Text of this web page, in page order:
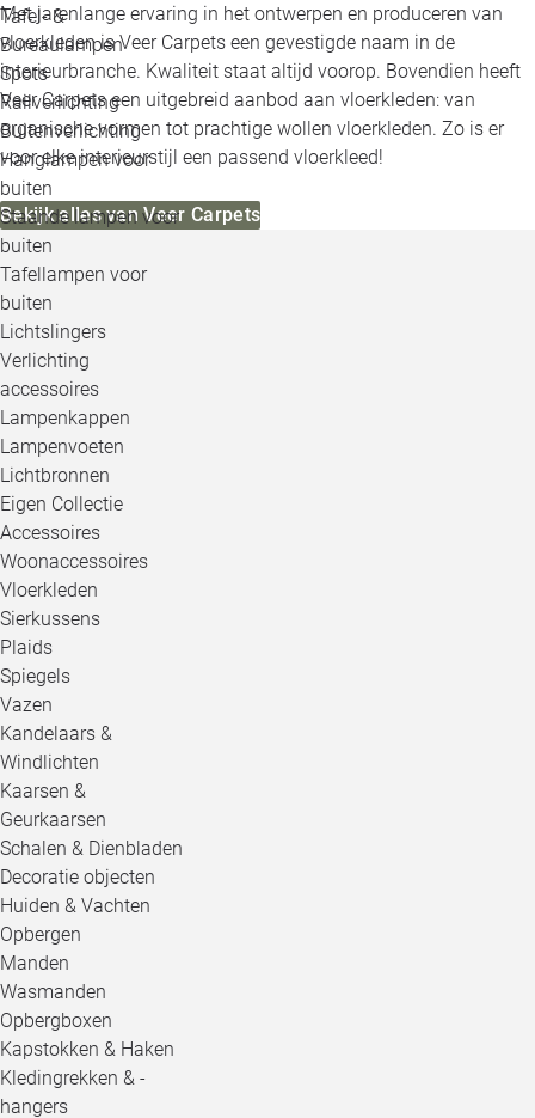
Tafel- &
Bureaulampen
Spots
Railverlichting
Buitenverlichting
Hanglampen voor
buiten
Staande lampen voor
buiten
Tafellampen voor
buiten
Lichtslingers
Verlichting
accessoires
Lampenkappen
Lampenvoeten
Lichtbronnen
Eigen Collectie
Accessoires
Woonaccessoires
Vloerkleden
Sierkussens
Plaids
Spiegels
Vazen
Kandelaars &
Windlichten
Kaarsen &
Geurkaarsen
Schalen & Dienbladen
Decoratie objecten
Huiden & Vachten
Opbergen
Manden
Wasmanden
Opbergboxen
Kapstokken & Haken
Kledingrekken & -
hangers
Met jarenlange ervaring in het ontwerpen en produceren van
vloerkleden is Veer Carpets een gevestigde naam in de
interieurbranche. Kwaliteit staat altijd voorop. Bovendien heeft
Veer Carpets een uitgebreid aanbod aan vloerkleden: van
organische vormen tot prachtige wollen vloerkleden. Zo is er
voor elke interieurstijl een passend vloerkleed!
Bekijk alles van Veer Carpets